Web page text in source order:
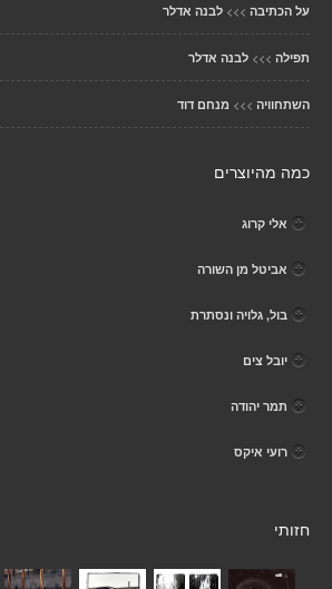
על הכתיבה >>> לבנה אדלר
תפילה >>> לבנה אדלר
השתחוויה >>> מנחם דוד
כמה מהיוצרים
אלי קרוג
אביטל מן השורה
בול, גלויה ונסתרת
יובל צים
תמר יהודה
רועי איקס
חזותי